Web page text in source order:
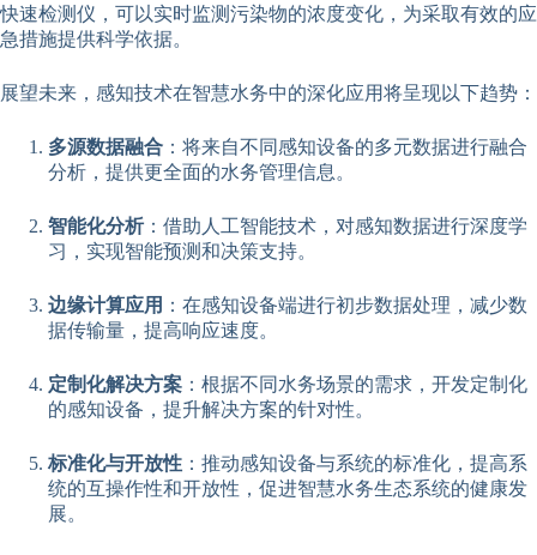
快速检测仪，可以实时监测污染物的浓度变化，为采取有效的应
急措施提供科学依据。
展望未来，感知技术在智慧水务中的深化应用将呈现以下趋势：
多源数据融合 ：将来自不同感知设备的多元数据进行融合
分析，提供更全面的水务管理信息。
智能化分析：借助人工智能技术，对感知数据进行深度学
习，实现智能预测和决策支持。
边缘计算应用 ：在感知设备端进行初步数据处理，减少数
据传输量，提高响应速度。
定制化解决方案 ：根据不同水务场景的需求，开发定制化
的感知设备，提升解决方案的针对性。
标准化与开放性 ：推动感知设备与系统的标准化，提高系
统的互操作性和开放性，促进智慧水务生态系统的健康发
展。